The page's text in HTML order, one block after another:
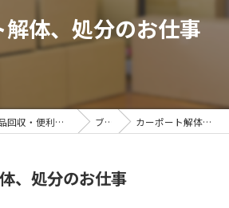
解体、処分のお仕事
栃木県宇都宮の不用品回収・便利屋なら合同会社ライフサービス ブログ カーポート解体、処分のお仕事
、処分のお仕事